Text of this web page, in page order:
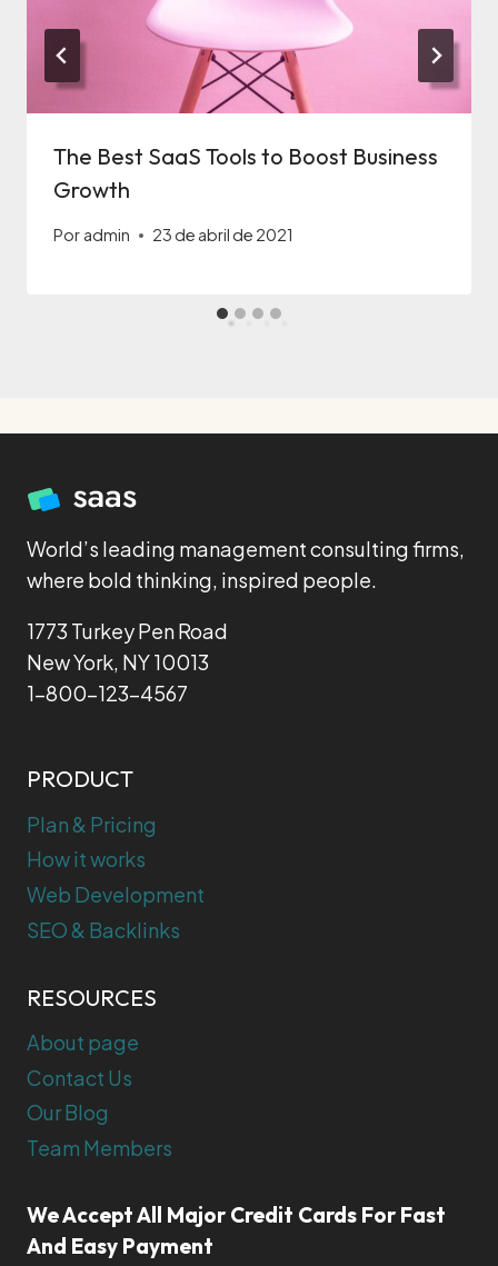
The Best SaaS Tools to Boost Business
Growth
Por admin 23 de abril de 2021
World’s leading management consulting firms,
where bold thinking, inspired people.
1773 Turkey Pen Road
New York, NY 10013
1-800-123-4567
PRODUCT
Plan & Pricing
How it works
Web Development
SEO & Backlinks
RESOURCES
About page
Contact Us
Our Blog
Team Members
We Accept All Major Credit Cards For Fast
And Easy Payment